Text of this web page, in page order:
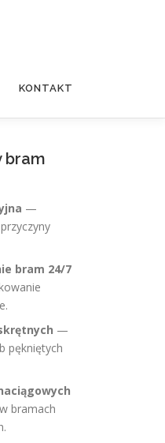
KONTAKT
bram
—
bram 24/7
—
pękniętych
bramach